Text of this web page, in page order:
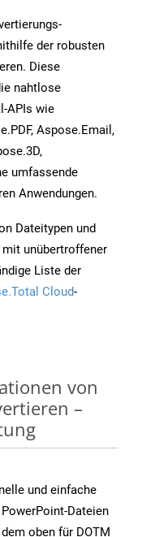
der robusten
Diese
nahtlose
APIs wie
Aspose.Email,
umfassende
Anwendungen.
Dateitypen und
unübertroffener
Liste der
Cloud-
von
–
und einfache
Dateien
oben für DOTM